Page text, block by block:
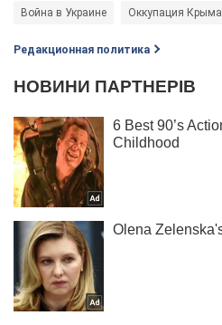
Война в Украине Оккупация Крыма
Редакционная политика